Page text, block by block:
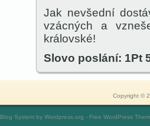
Jak nevšední
vzácných a
královské!
Slovo poslání: 1Pt
Copyright ©
Blog System by Wordpress.org - Free WordPress